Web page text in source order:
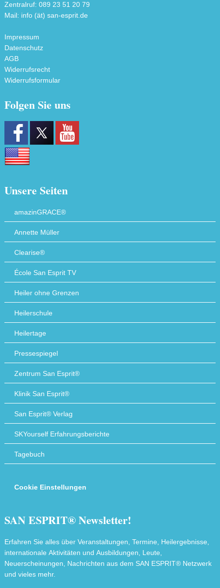
Zentralruf: 089 23 51 20 79
Mail: info (ät) san-esprit.de
Impressum
Datenschutz
AGB
Widerrufsrecht
Widerrufsformular
Folgen Sie uns
Unsere Seiten
amazinGRACE®
Annette Müller
Clearise®
École San Esprit TV
Heiler ohne Grenzen
Heilerschule
Heilertage
Pressespiegel
Zentrum San Esprit®
Klinik San Esprit®
San Esprit® Verlag
SKYourself Erfahrungsberichte
Tagebuch
Cookie Einstellungen
SAN ESPRIT® Newsletter!
Erfahren Sie alles über Veranstaltungen, Termine, Heilergebnisse,
internationale Aktivitäten und Ausbildungen, Leute,
Neuerscheinungen, Nachrichten aus dem SAN ESPRIT® Netzwerk
und vieles mehr.